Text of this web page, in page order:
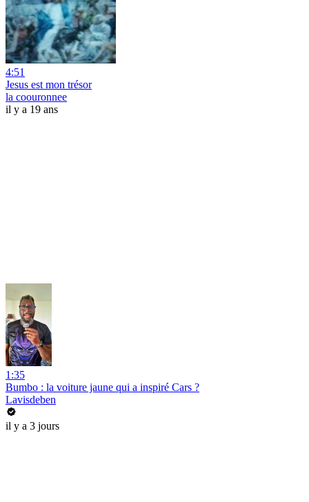
4:51
Jesus est mon trésor
la coouronnee
il y a 19 ans
1:35
Bumbo : la voiture jaune qui a inspiré Cars ?
Lavisdeben
il y a 3 jours